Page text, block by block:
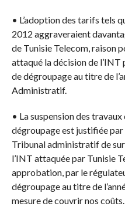
• L’adoption des tarifs tels
2012 aggraveraient
de Tunisie Telecom, raison
attaqué la décision de
de dégroupage au titre de
Administratif.
• La suspension des
dégroupage est justifiée
Tribunal administratif de
l’INT attaquée par Tunisie
approbation, par le
dégroupage au titre de
mesure de couvrir nos coûts.